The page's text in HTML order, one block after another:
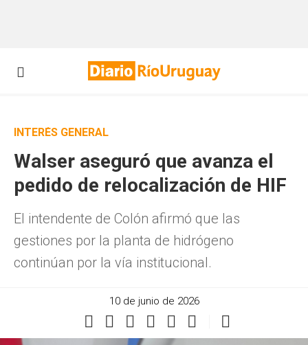
INTERÉS GENERAL
Walser aseguró que avanza el
pedido de relocalización de HIF
El intendente de Colón afirmó que las
gestiones por la planta de hidrógeno
continúan por la vía institucional.
10 de junio de 2026